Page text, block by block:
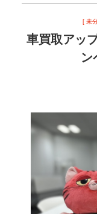
[ 未
車買取アッ
ン